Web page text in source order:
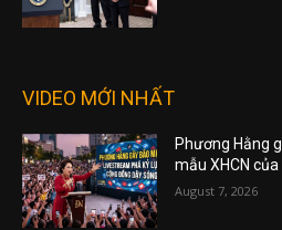
VIDEO MỚI NHẤT
Phương Hằng
mẫu XHCN
August 7, 2026